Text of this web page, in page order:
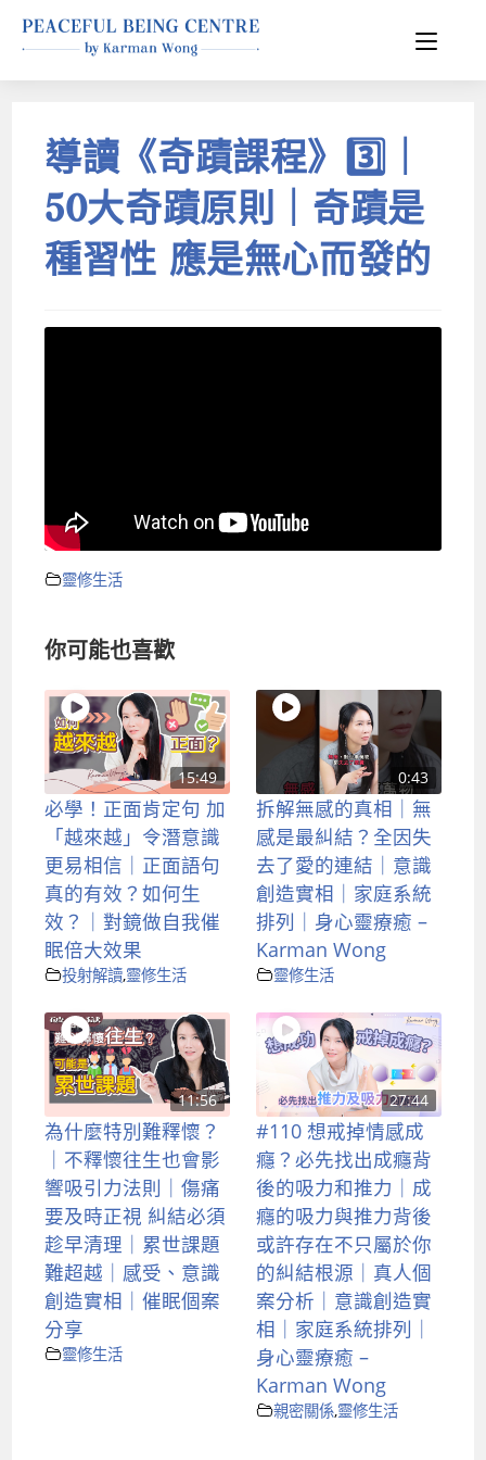
導讀《奇蹟課程》3️⃣｜
50大奇蹟原則｜奇蹟是
種習性 應是無心而發的
靈修生活
你可能也喜歡
15:49
必學！正面肯定句 加
「越來越」令潛意識
更易相信｜正面語句
真的有效？如何生
效？｜對鏡做自我催
眠倍大效果
投射解讀,靈修生活
0:43
拆解無感的真相｜無
感是最糾結？全因失
去了愛的連結｜意識
創造實相｜家庭系統
排列｜身心靈療癒 –
Karman Wong
靈修生活
11:56
為什麼特別難釋懷？
｜不釋懷往生也會影
響吸引力法則｜傷痛
要及時正視 糾結必須
趁早清理｜累世課題
難超越｜感受、意識
創造實相｜催眠個案
分享
靈修生活
27:44
#110 想戒掉情感成
癮？必先找出成癮背
後的吸力和推力｜成
癮的吸力與推力背後
或許存在不只屬於你
的糾結根源｜真人個
案分析｜意識創造實
相｜家庭系統排列｜
身心靈療癒 –
Karman Wong
親密關係,靈修生活